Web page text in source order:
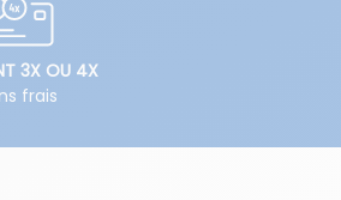
3X OU 4X
frais